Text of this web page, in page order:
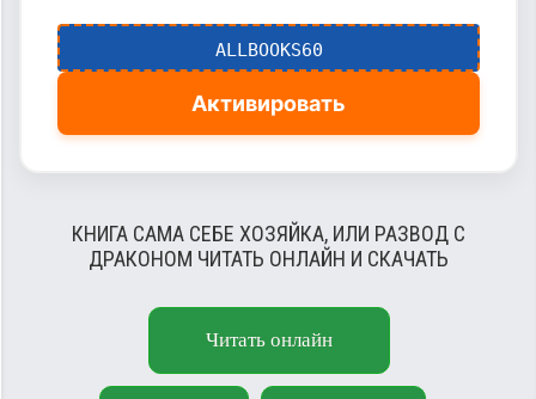
ALLBOOKS60
Активировать
КНИГА САМА СЕБЕ ХОЗЯЙКА, ИЛИ РАЗВОД С
ДРАКОНОМ ЧИТАТЬ ОНЛАЙН И СКАЧАТЬ
Читать онлайн